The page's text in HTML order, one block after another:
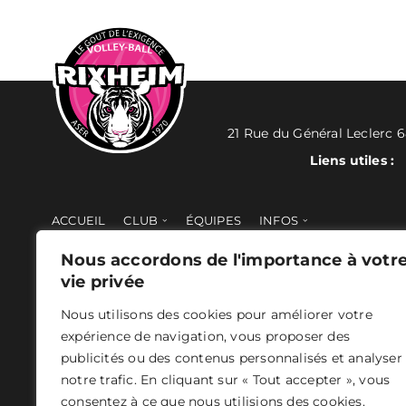
Nous accordons de l'importance à
vie privée
Nous utilisons des cookies pour améliorer votre
expérience de navigation, vous proposer des
publicités ou des contenus personnalisés et analyser
notre trafic. En cliquant sur « Tout accepter », vous
consentez à ce que nous utilisions des cookies.
21 Rue du Général Leclerc
Liens utiles :
ACCUEIL CLUB ÉQUIPES
INFOS
ASER 2024 - Tous droits réservés - -